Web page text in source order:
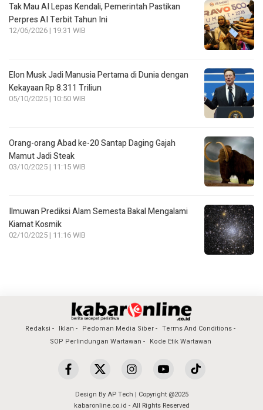
Tak Mau AI Lepas Kendali, Pemerintah Pastikan
Perpres AI Terbit Tahun Ini
12/06/2026 | 19:31 WIB
Elon Musk Jadi Manusia Pertama di Dunia dengan
Kekayaan Rp 8.311 Triliun
05/10/2025 | 10:50 WIB
Orang-orang Abad ke-20 Santap Daging Gajah
Mamut Jadi Steak
03/10/2025 | 11:15 WIB
Ilmuwan Prediksi Alam Semesta Bakal Mengalami
Kiamat Kosmik
02/10/2025 | 11:16 WIB
Redaksi Iklan Pedoman Media Siber
Terms And Conditions
SOP Perlindungan Wartawan
Kode Etik Wartawan
Design By AP Tech | Copyright @2025
kabaronline.co.id - All Rights Reserved